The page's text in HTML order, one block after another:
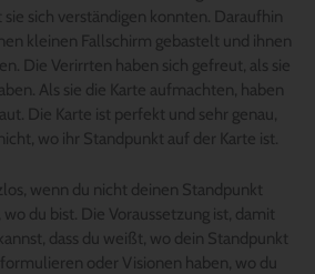
sich verständigen konnten. Daraufhin
kleinen Fallschirm gebastelt und ihnen
Die Verirrten haben sich gefreut, als sie
Als sie die Karte aufmachten, haben
Die Karte ist perfekt und sehr genau,
wo ihr Standpunkt auf der Karte ist.
wenn du nicht deinen Standpunkt
du bist. Die Voraussetzung ist, damit
dass du weißt, wo dein Standpunkt
oder Visionen haben, wo du